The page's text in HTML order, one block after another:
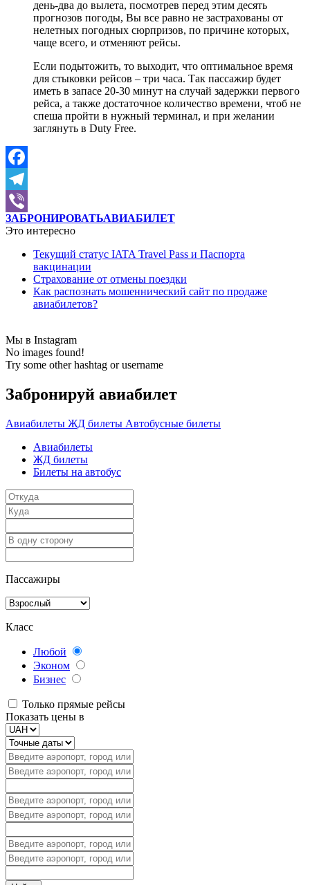
день-два до вылета, посмотрев перед этим десять
прогнозов погоды, Вы все равно не застрахованы от
нелетных погодных сюрпризов, по причине которых,
чаще всего, и отменяют рейсы.
Если подытожить, то выходит, что оптимальное время
для стыковки рейсов – три часа. Так пассажир будет
иметь в запасе 20-30 минут на случай задержки первого
рейса, а также достаточное количество времени, чтоб не
спеша пройти в нужный терминал, и при желании
заглянуть в Duty Free.
Facebook
Telegram
Viber
ЗАБРОНИРОВАТЬАВИАБИЛЕТ
Это интересно
Текущий статус IATA Travel Pass и Паспорта
вакцинации
Страхование от отмены поездки
Как распознать мошеннический сайт по продаже
авиабилетов?
Мы в Instagram
No images found!
Try some other hashtag or username
Забронируй авиабилет
Авиабилеты ЖД билеты Автобусные билеты
Авиабилеты
ЖД билеты
Билеты на автобус
Пассажиры
Класс
Любой
Эконом
Бизнес
Только прямые рейсы
Показать цены в